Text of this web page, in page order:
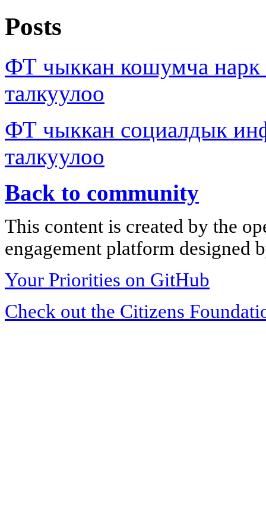
Posts
ФТ чыккан кошумча
талкуулоо
ФТ чыккан социалдык
талкуулоо
Back to community
This content is created by the
engagement platform designed
Your Priorities on GitHub
Check out the Citizens